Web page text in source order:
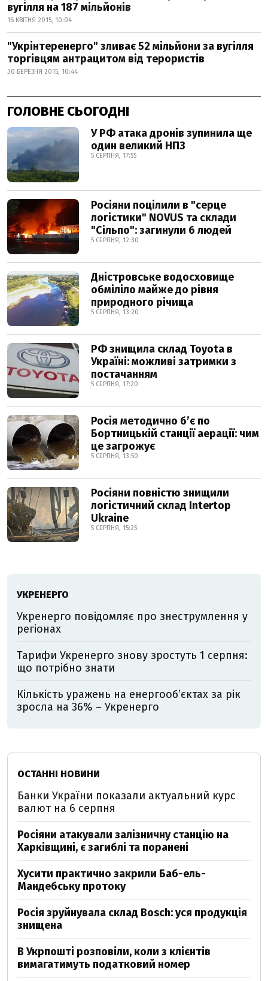
вугілля на 187 мільйонів
16 КВІТНЯ 2015, 10:04
"Укрінтеренерго" зливає 52 мільйони за вугілля
торгівцям антрацитом від терористів
30 БЕРЕЗНЯ 2015, 10:44
ГОЛОВНЕ СЬОГОДНІ
У РФ атака дронів зупинила ще
один великий НПЗ
5 СЕРПНЯ, 17:55
Росіяни поцілили в "серце
логістики" NOVUS та склади
"Сільпо": загинули 6 людей
5 СЕРПНЯ, 12:30
Дністровське водосховище
обміліло майже до рівня
природного річища
5 СЕРПНЯ, 13:20
РФ знищила склад Toyota в
Україні: можливі затримки з
постачанням
5 СЕРПНЯ, 17:20
Росія методично б’є по
Бортницькій станції аерації: чим
це загрожує
5 СЕРПНЯ, 13:50
Росіяни повністю знищили
логістичний склад Intertop
Ukraine
5 СЕРПНЯ, 15:25
УКРЕНЕРГО
Укренерго повідомляє про знеструмлення у
регіонах
Тарифи Укренерго знову зростуть 1 серпня:
що потрібно знати
Кількість уражень на енергооб’єктах за рік
зросла на 36% – Укренерго
ОСТАННІ НОВИНИ
Банки України показали актуальний курс
валют на 6 серпня
Росіяни атакували залізничну станцію на
Харківщині, є загиблі та поранені
Хусити практично закрили Баб-ель-
Мандебську протоку
Росія зруйнувала склад Bosch: уся продукція
знищена
В Укрпошті розповіли, коли з клієнтів
вимагатимуть податковий номер